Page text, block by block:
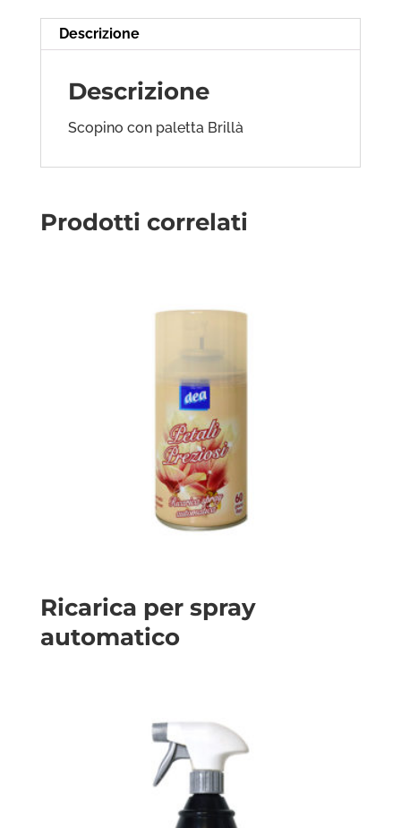
Descrizione
Descrizione
Scopino con paletta Brillà
Prodotti correlati
Ricarica per spray
automatico